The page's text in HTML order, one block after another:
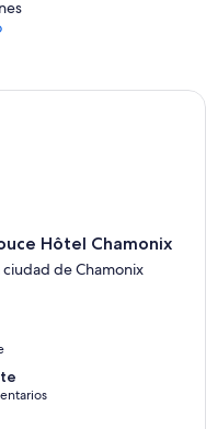
Hôtel Chamonix
de Chamonix
Hôtel Chamonix